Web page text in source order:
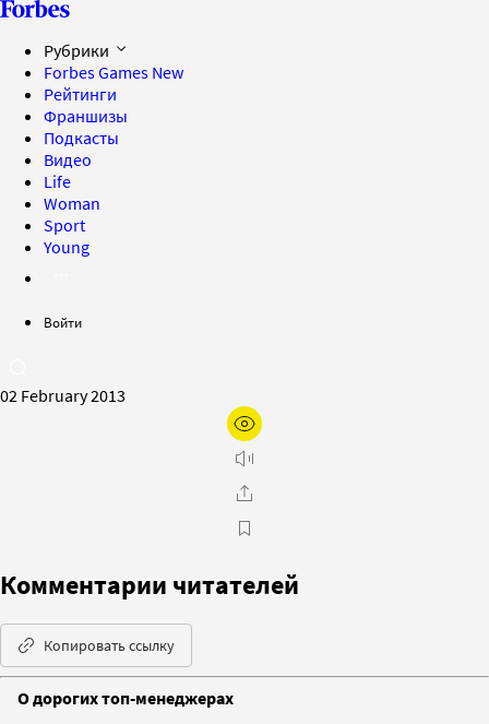
Рубрики
Forbes Games New
Рейтинги
Франшизы
Подкасты
Видео
Life
Woman
Sport
Young
Войти
02 February 2013
Комментарии читателей
Копировать ссылку
О дорогих топ-менеджерах